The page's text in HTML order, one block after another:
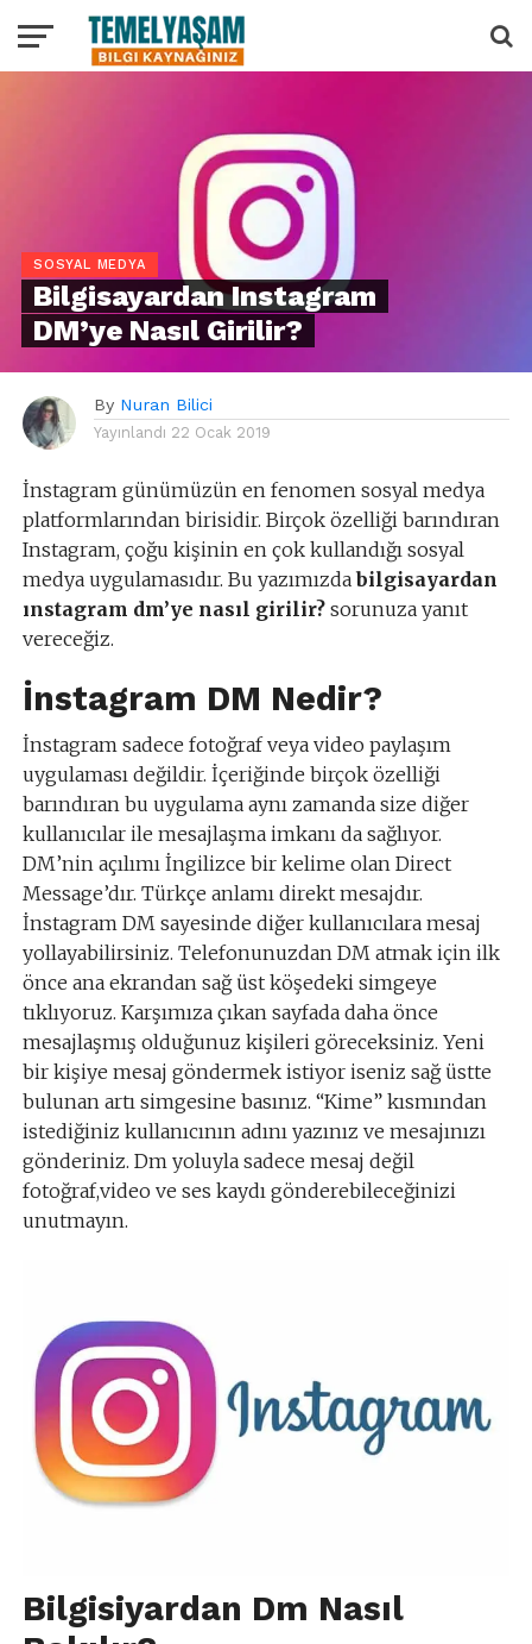
SOSYAL MEDYA
Bilgisayardan Instagram
DM’ye Nasıl Girilir?
By Nuran Bilici
Yayınlandı 22 Ocak 2019
İnstagram günümüzün en fenomen sosyal medya
platformlarından birisidir. Birçok özelliği barındıran
Instagram, çoğu kişinin en çok kullandığı sosyal
medya uygulamasıdır. Bu yazımızdabilgisayardan
ınstagram dm’ye nasıl girilir?sorunuza yanıt
vereceğiz.
İnstagram DM Nedir?
İnstagram sadece fotoğraf veya video paylaşım
uygulaması değildir. İçeriğinde birçok özelliği
barındıran bu uygulama aynı zamanda size diğer
kullanıcılar ile mesajlaşma imkanı da sağlıyor.
DM’nin açılımı İngilizce bir kelime olan Direct
Message’dır. Türkçe anlamı direkt mesajdır.
İnstagram DM sayesinde diğer kullanıcılara mesaj
yollayabilirsiniz. Telefonunuzdan DM atmak için ilk
önce ana ekrandan sağ üst köşedeki simgeye
tıklıyoruz. Karşımıza çıkan sayfada daha önce
mesajlaşmış olduğunuz kişileri göreceksiniz. Yeni
bir kişiye mesaj göndermek istiyor iseniz sağ üstte
bulunan artı simgesine basınız. “Kime” kısmından
istediğiniz kullanıcının adını yazınız ve mesajınızı
gönderiniz. Dm yoluyla sadece mesaj değil
fotoğraf,video ve ses kaydı gönderebileceğinizi
unutmayın.
Bilgisiyardan Dm Nasıl